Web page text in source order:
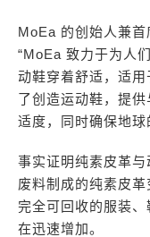
MoEa 的创始人兼
“MoEa 致力于为人
动鞋穿着舒适，适
了创造运动鞋，提
适度，同时确保地
事实证明纯素皮革
废料制成的纯素皮革
完全可回收的服装
在迅速增加。